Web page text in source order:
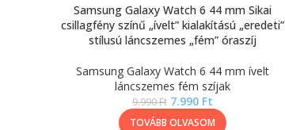
Samsung Galaxy Watch 6 44 mm Sikai
csillagfény színű „ívelt” kialakítású „eredeti”
stílusú láncszemes „fém” óraszíj
Samsung Galaxy Watch 6 44 mm ívelt
láncszemes fém szíjak
9.990Ft 7.990 Ft
TOVÁBB OLVASOM